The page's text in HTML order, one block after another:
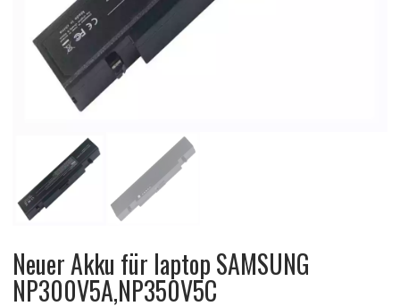
Neuer Akku für laptop SAMSUNG
NP300V5A,NP350V5C